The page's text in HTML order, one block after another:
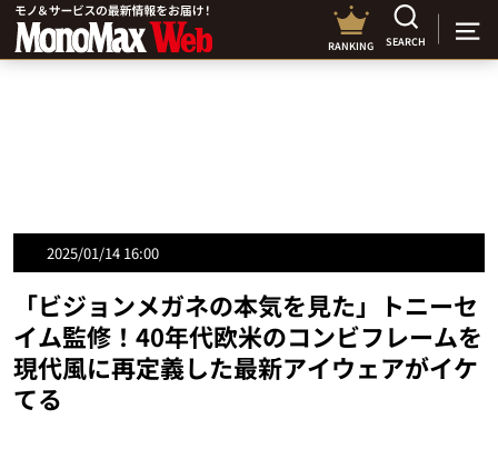
RANKING SEARCH
2025/01/14 16:00
「ビジョンメガネの本気を見た」トニーセ
イム監修！40年代欧米のコンビフレームを
現代風に再定義した最新アイウェアがイケ
てる